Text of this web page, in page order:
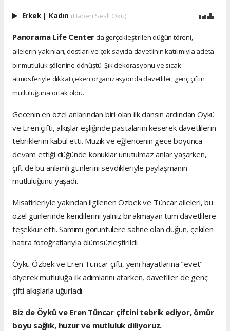
Erkek | Kadın (Haberi Sesli Oku)
Panorama Life Center'da gerçekleştirilen düğün töreni,
ailelerin yakınları, dostları ve çok sayıda davetlinin katılımıyla adeta
bir mutluluk şölenine dönüştü. Şık dekorasyonu ve sıcak
atmosferiyle dikkat çeken organizasyonda davetliler, genç çiftin
mutluluğuna ortak oldu.
Gecenin en özel anlarından biri olan ilk dansın ardından Öykü
ve Eren çifti, alkışlar eşliğinde pastalarını keserek davetlilerin
tebriklerini kabul etti. Müzik ve eğlencenin gece boyunca
devam ettiği düğünde konuklar unutulmaz anlar yaşarken,
çift de bu anlamlı günlerini sevdikleriyle paylaşmanın
mutluluğunu yaşadı.
Misafirleriyle yakından ilgilenen Özbek ve Tüncar aileleri, bu
özel günlerinde kendilerini yalnız bırakmayan tüm davetlilere
teşekkür etti. Samimi görüntülere sahne olan düğün, çekilen
hatıra fotoğraflarıyla ölümsüzleştirildi.
Öykü Özbek ve Eren Tüncar çifti, yeni hayatlarına "evet"
diyerek mutluluğa ilk adımlarını atarken, davetliler de genç
çifti alkışlarla uğurladı.
Biz de Öykü ve Eren Tüncar çiftini tebrik ediyor, ömür
boyu sağlık, huzur ve mutluluk diliyoruz.